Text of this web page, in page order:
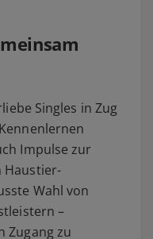
Singles in Zug
Impulse zur
Haustier-
Wahl von
–
Zugang zu